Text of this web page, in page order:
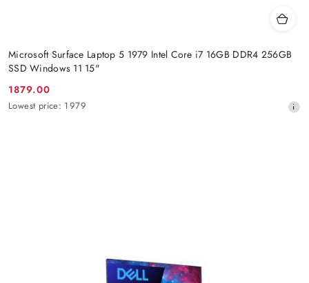
Microsoft Surface Laptop 5 1979 Intel Core i7 16GB DDR4 256GB
SSD Windows 11 15"
Promotion
price:
1879.00
Lowest
Lowest price: 1979